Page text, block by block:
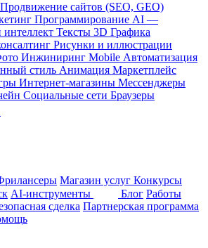
Продвижение сайтов (SEO, GEO)
Программирование AI —
Тексты 3D Графика
Рисунки и иллюстрации
Инжиниринг Mobile Автоматизация
стиль Анимация Маркетплейс
Интернет-магазины Мессенджеры
Социальные сети Браузеры
Магазин услуг Конкурсы
AI-инструменты Блог Работы
сделка Партнерская программа